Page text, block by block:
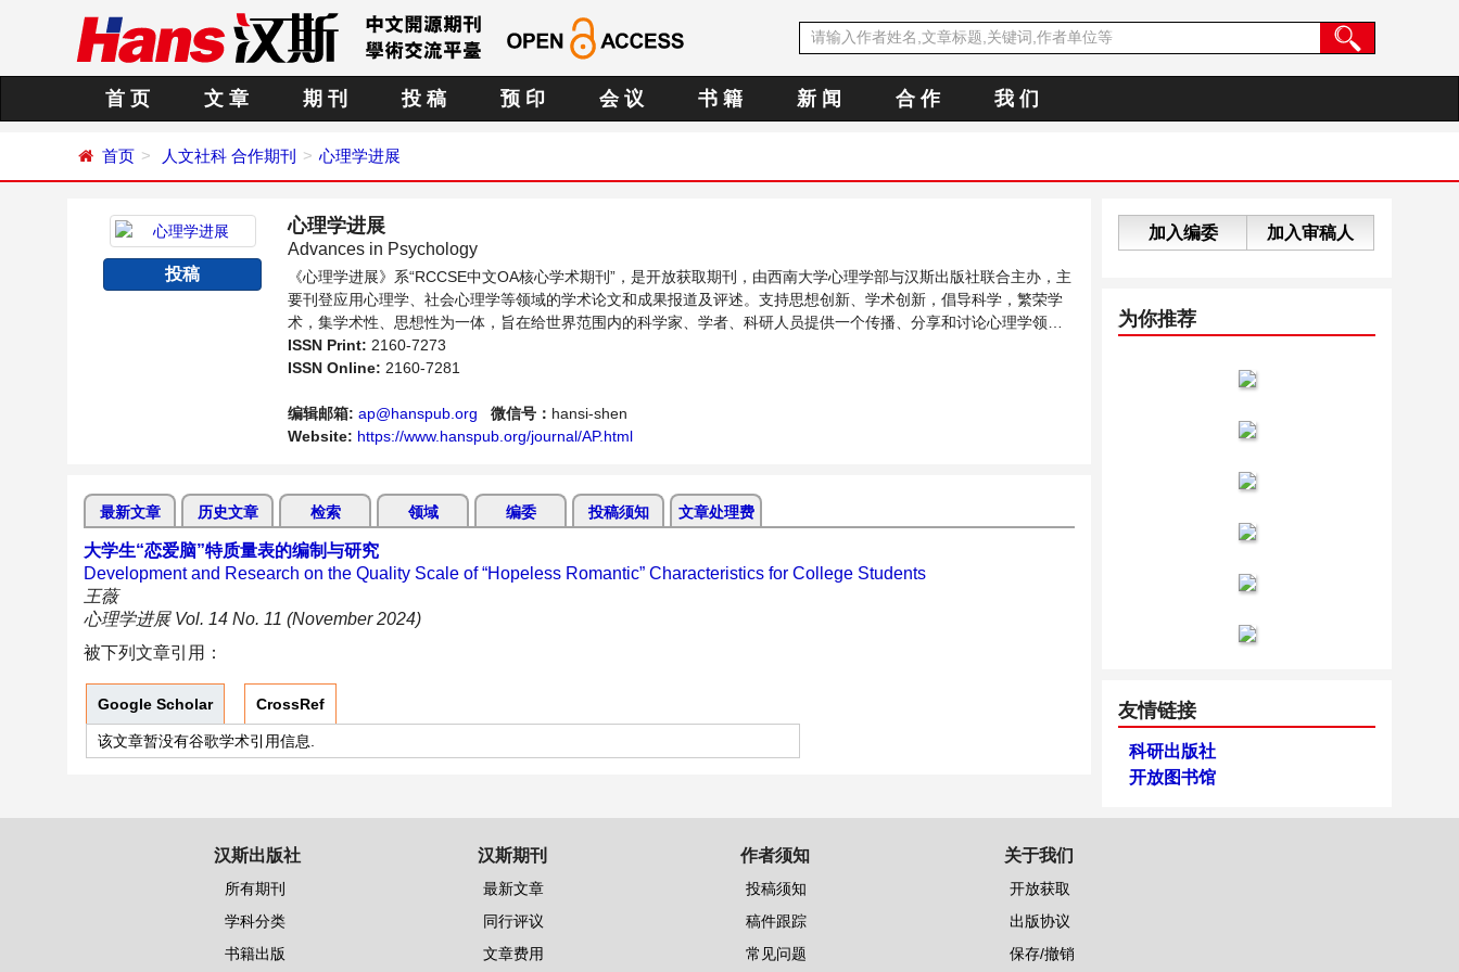
首 页 文 章 期 刊 投 稿 预 印 会 议 书 籍 新 闻 合 作 我 们
首页 人文社科 合作期刊 心理学进展
投稿
心理学进展
Advances in Psychology
《心理学进展》系“RCCSE中文OA核心学术期刊”，是开放获取期刊，由西南大学心理学部与汉斯出版社联合主办，主
要刊登应用心理学、社会心理学等领域的学术论文和成果报道及评述。支持思想创新、学术创新，倡导科学，繁荣学
术，集学术性、思想性为一体，旨在给世界范围内的科学家、学者、科研人员提供一个传播、分享和讨论心理学领域
内不同方向问题与发展的交流平台。
ISSN Print: 2160-7273
ISSN Online: 2160-7281
编辑邮箱: ap@hanspub.org 微信号： hansi-shen
Website: https://www.hanspub.org/journal/AP.html
最新文章 历史文章 检索 领域 编委 投稿须知 文章处理费
大学生“恋爱脑”特质量表的编制与研究
Development and Research on the Quality Scale of “Hopeless Romantic” Characteristics for College Students
王薇
心理学进展 Vol. 14 No. 11 (November 2024)
被下列文章引用：
Google Scholar CrossRef
该文章暂没有谷歌学术引用信息.
加入编委 加入审稿人
为你推荐
友情链接
科研出版社
开放图书馆
汉斯出版社
所有期刊
学科分类
书籍出版
汉斯期刊
最新文章
同行评议
文章费用
作者须知
投稿须知
稿件跟踪
常见问题
关于我们
开放获取
出版协议
保存/撤销